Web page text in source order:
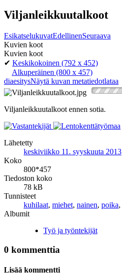
Viljanleikkuutalkoot
EsikatselukuvatEdellinenSeuraava
Kuvien koot
Kuvien koot
✔ Keskikokoinen (792 x 452)
Alkuperäinen (800 x 457)
diaesitysNäytä kuvan metatiedotlataa
Viljanleikkuutalkoot ennen sotia.
Lähetetty
keskiviikko 11. syyskuuta 2013
Koko
800*457
Tiedoston koko
78 kB
Tunnisteet
kuhilaat, miehet, nainen, poika,
Albumit
Työ ja työntekijät
0 kommenttia
Lisää kommentti